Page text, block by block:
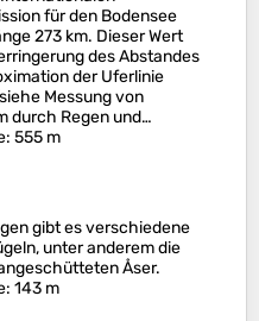
für den Bodensee
273 km. Dieser Wert
des Abstandes
der Uferlinie
Messung von
durch Regen und…
: 555 m
gibt es verschiedene
unter anderem die
Åser.
: 143 m